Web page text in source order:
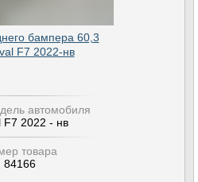
бампера 60,3
F7 2022-нв
автомобиля
F7 2022 - нв
товара
84166